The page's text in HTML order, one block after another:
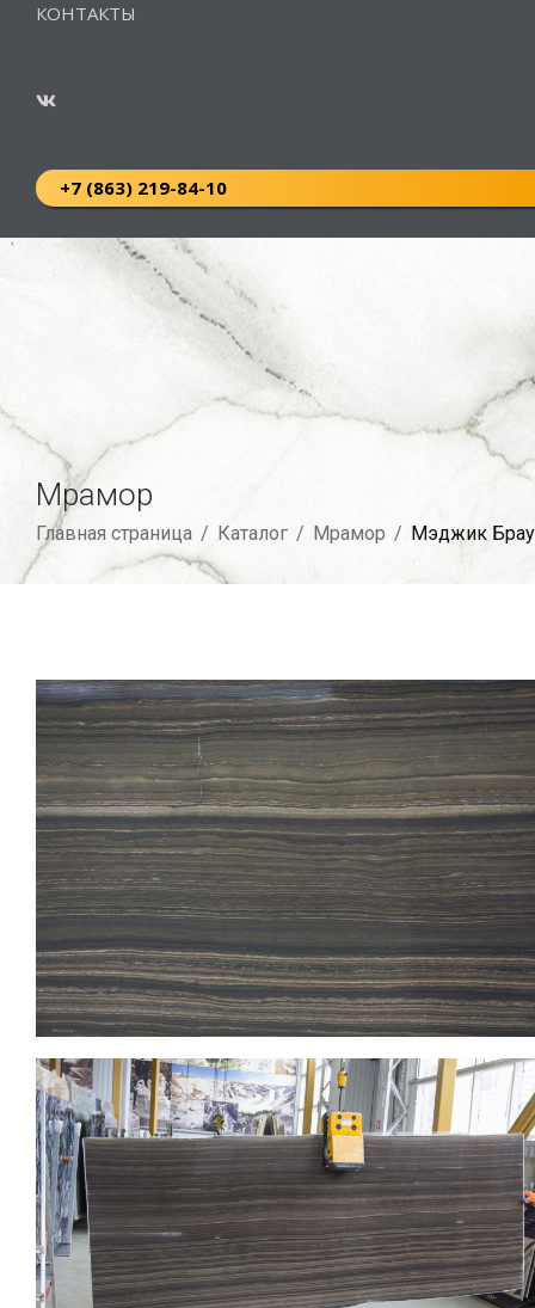
КОНТАКТЫ
+7 (863) 219-84-10
Мрамор
Главная страница / Каталог / Мрамор / Мэджик